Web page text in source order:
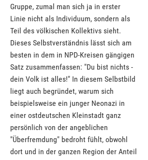
Gruppe, zumal man sich ja in erster
Linie nicht als Individuum, sondern als
Teil des völkischen Kollektivs sieht.
Dieses Selbstverständnis lässt sich am
besten in dem in NPD-Kreisen gängigen
Satz zusammenfassen: "Du bist nichts -
dein Volk ist alles!" In diesem Selbstbild
liegt auch begründet, warum sich
beispielsweise ein junger Neonazi in
einer ostdeutschen Kleinstadt ganz
persönlich von der angeblichen
"Überfremdung" bedroht fühlt, obwohl
dort und in der ganzen Region der Anteil